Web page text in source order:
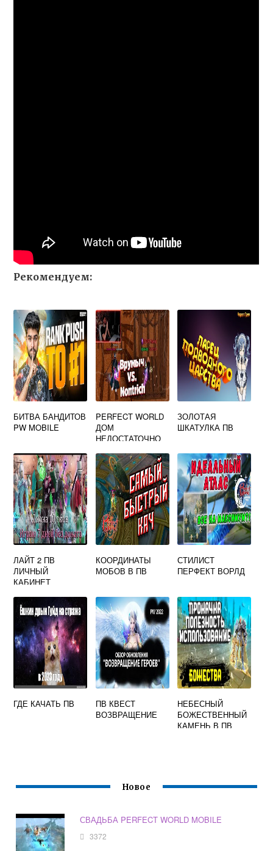
Рекомендуем:
БИТВА БАНДИТОВ
PW MOBILE
PERFECT WORLD
ДОМ
НЕДОСТАТОЧНО
ИСТОРИЧЕСКИЙ
УРОВЕНЬ
ЗОЛОТАЯ
ШКАТУЛКА ПВ
ЛАЙТ 2 ПВ
ЛИЧНЫЙ
КАБИНЕТ
КООРДИНАТЫ
МОБОВ В ПВ
СТИЛИСТ
ПЕРФЕКТ ВОРЛД
ГДЕ КАЧАТЬ ПВ
ПВ КВЕСТ
ВОЗВРАЩЕНИЕ
НЕБЕСНЫЙ
БОЖЕСТВЕННЫЙ
КАМЕНЬ В ПВ
Новое
СВАДЬБА PERFECT WORLD MOBILE
3372